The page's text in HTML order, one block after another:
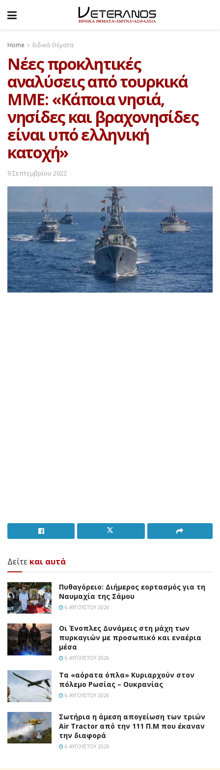
Home Ειδικά Θέματα
Νέες προκλητικές
αναλύσεις από τουρκικά
ΜΜΕ: «Κάποια νησιά,
νησίδες και βραχονησίδες
είναι υπό ελληνική
κατοχή»
9 Σεπτεμβρίου 2022
Δείτε και αυτά
Πυθαγόρειο: Διήμερος εορτασμός για τη
Ναυμαχία της Σάμου
6 ΑΥΓΟΎΣΤΟΥ 2026
Οι Ένοπλες Δυνάμεις στη μάχη των
πυρκαγιών με προσωπικό και εναέρια
μέσα
6 ΑΥΓΟΎΣΤΟΥ 2026
Τα «αόρατα όπλα» Κυριαρχούν στον
πόλεμο Ρωσίας – Ουκρανίας
6 ΑΥΓΟΎΣΤΟΥ 2026
Σωτήρια η άμεση απογείωση των τριών
Air Tractor από την 111 Π.M που έκαναν
την διαφορά
6 ΑΥΓΟΎΣΤΟΥ 2026